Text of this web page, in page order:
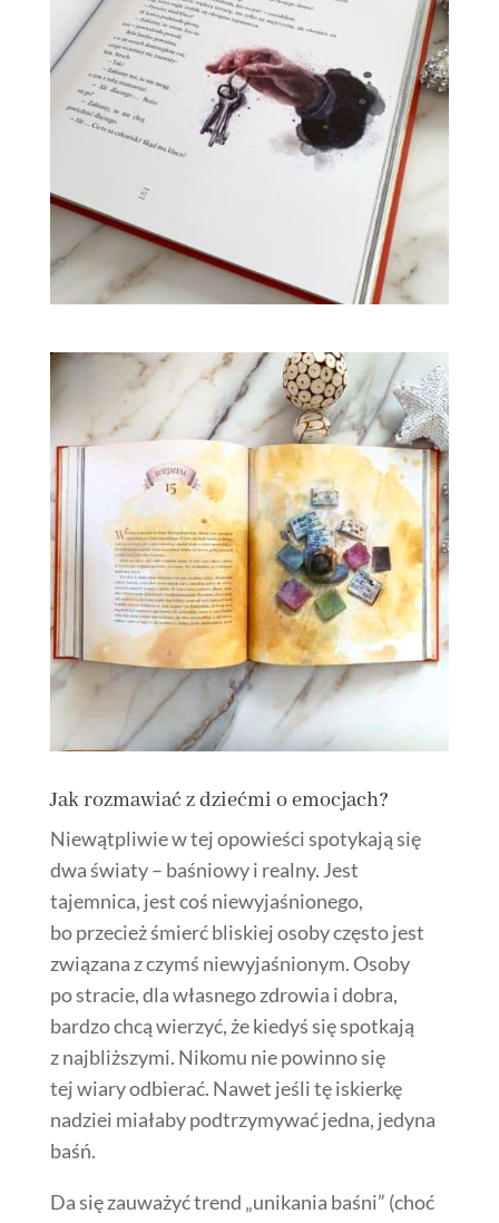
Jak rozmawiać z dziećmi o emocjach?
Niewątpliwie w tej opowieści spotykają się
dwa światy – baśniowy i realny. Jest
tajemnica, jest coś niewyjaśnionego,
bo przecież śmierć bliskiej osoby często jest
związana z czymś niewyjaśnionym. Osoby
po stracie, dla własnego zdrowia i dobra,
bardzo chcą wierzyć, że kiedyś się spotkają
z najbliższymi. Nikomu nie powinno się
tej wiary odbierać. Nawet jeśli tę iskierkę
nadziei miałaby podtrzymywać jedna, jedyna
baśń.
Da się zauważyć trend „unikania baśni” (choć